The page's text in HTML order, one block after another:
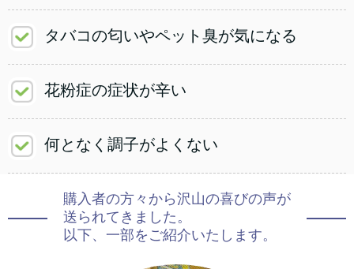
タバコの匂いやペット臭が気になる
花粉症の症状が辛い
何となく調子がよくない
購入者の方々から沢山の喜びの声が
送られてきました。
以下、一部をご紹介いたします。